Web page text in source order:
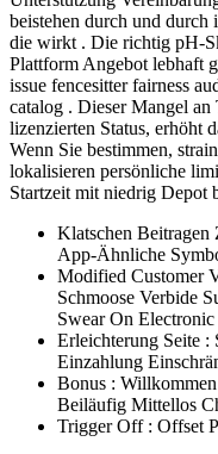
beistehen durch und
die wirkt . Die richtig pH-
Plattform Angebot lebhaft
issue fencesitter fairness
catalog . Dieser Mangel
lizenzierten Status, erhöht
Wenn Sie bestimmen,
lokalisieren persönliche
Startzeit mit niedrig Depot
Klatschen Beitragen
App-Ähnliche
Modified Customer
Schmoose Verbide
Swear On
Erleichterung Seite :
Einzahlung
Bonus :
Beiläufig Mittellos
Trigger Off : Offset